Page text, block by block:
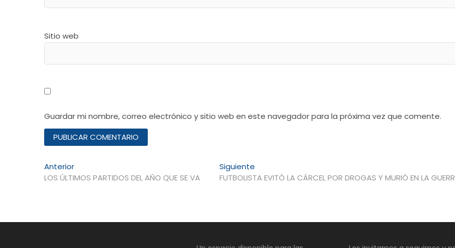
Sitio web
Guardar mi nombre, correo electrónico y sitio web en este navegador para la próxima vez que comente.
Navegación
de
AnteriorEntrada
anterior:
LOS ÚLTIMOS PARTIDOS DEL AÑO QUE SE VA
Siguiente
siguiente:
FUTBOLISTA EVITÓ LA CÁRCEL POR DROGAS Y MURIÓ EN LA